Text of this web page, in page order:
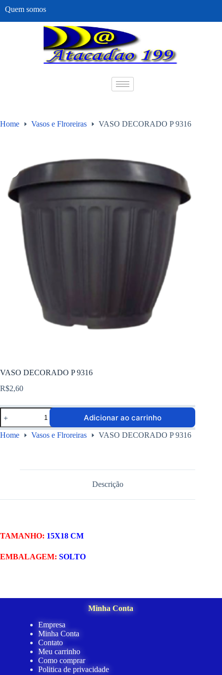
Quem somos
Home Vasos e Flroreiras VASO DECORADO P 9316
VASO DECORADO P 9316
R$2,60
Adicionar ao carrinho
Home Vasos e Flroreiras VASO DECORADO P 9316
Descrição
TAMANHO: 15X18 CM
EMBALAGEM: SOLTO
Minha Conta
Empresa
Minha Conta
Contato
Meu carrinho
Como comprar
Politica de privacidade